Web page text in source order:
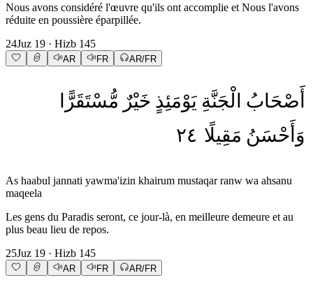
Nous avons considéré l'œuvre qu'ils ont accomplie et Nous l'avons
réduite en poussière éparpillée.
24Juz 19 · Hizb 145
AR FR AR/FR
أَصْحَابُ الْجَنَّةِ يَوْمَئِذٍ خَيْرٌ مُّسْتَقَرًّا
وَأَحْسَنُ مَقِيلًا ٢٤
As haabul jannati yawma'izin khairum mustaqar ranw wa ahsanu
maqeela
Les gens du Paradis seront, ce jour-là, en meilleure demeure et au
plus beau lieu de repos.
25Juz 19 · Hizb 145
AR FR AR/FR